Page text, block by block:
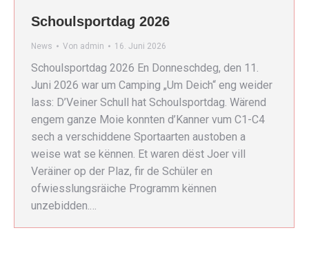
Schoulsportdag 2026
News Von admin 16. Juni 2026
Schoulsportdag 2026 En Donneschdeg, den 11.
Juni 2026 war um Camping „Um Deich“ eng weider
lass: D’Veiner Schull hat Schoulsportdag. Wärend
engem ganze Moie konnten d’Kanner vum C1-C4
sech a verschiddene Sportaarten austoben a
weise wat se kënnen. Et waren dëst Joer vill
Veräiner op der Plaz, fir de Schüler en
ofwiesslungsräiche Programm kënnen
unzebidden.…